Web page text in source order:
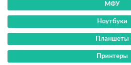
МФУ
Ноутбуки
Планшеты
Принтеры